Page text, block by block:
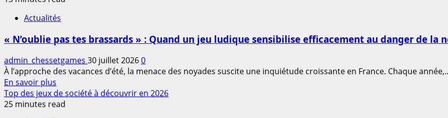
enfants
pourrait
transformer
vos
trajets
en
voiture,
ne
pas
Découvrir
jeu
société
trou
noir
:
règles
Actualités
« N’oublie pas tes brassards » : Quand un jeu ludique sensibilise efficacement au danger de la
admin_chessetgames 30 juillet 20260
À l’approche des vacances d’été, la menace des noyades suscite une inquiétude croissante en France. Chaque
En savoir plus
savoir
plus
Top des jeux de société à découvrir en 2026
25 minutes read